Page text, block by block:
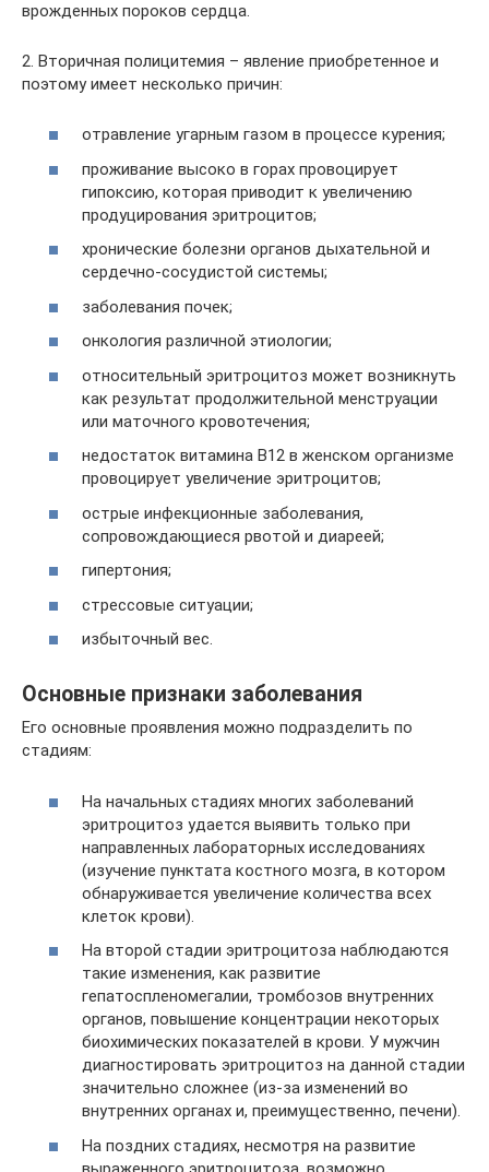
врожденных пороков сердца.
2. Вторичная полицитемия – явление приобретенное и
поэтому имеет несколько причин:
отравление угарным газом в процессе курения;
проживание высоко в горах провоцирует
гипоксию, которая приводит к увеличению
продуцирования эритроцитов;
хронические болезни органов дыхательной и
сердечно-сосудистой системы;
заболевания почек;
онкология различной этиологии;
относительный эритроцитоз может возникнуть
как результат продолжительной менструации
или маточного кровотечения;
недостаток витамина B12 в женском организме
провоцирует увеличение эритроцитов;
острые инфекционные заболевания,
сопровождающиеся рвотой и диареей;
гипертония;
стрессовые ситуации;
избыточный вес.
Основные признаки заболевания
Его основные проявления можно подразделить по
стадиям:
На начальных стадиях многих заболеваний
эритроцитоз удается выявить только при
направленных лабораторных исследованиях
(изучение пунктата костного мозга, в котором
обнаруживается увеличение количества всех
клеток крови).
На второй стадии эритроцитоза наблюдаются
такие изменения, как развитие
гепатоспленомегалии, тромбозов внутренних
органов, повышение концентрации некоторых
биохимических показателей в крови. У мужчин
диагностировать эритроцитоз на данной стадии
значительно сложнее (из-за изменений во
внутренних органах и, преимущественно, печени).
На поздних стадиях, несмотря на развитие